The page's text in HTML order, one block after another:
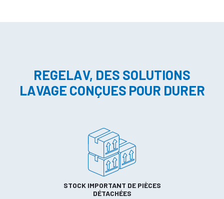
REGELAV, DES SOLUTIONS
LAVAGE CONÇUES POUR DURER
STOCK IMPORTANT DE PIÈCES
DÉTACHÉES